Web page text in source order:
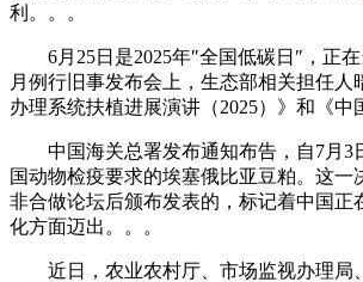
利。。。
6月25日是2025年″全国低碳日″，正在
月例行旧事发布会上，生态部相关担任人
办理系统扶植进展演讲（2025）》和《中
中国海关总署发布通知布告，自7月3
国动物检疫要求的埃塞俄比亚豆粕。这一
非合做论坛后颁布发表的，标记着中国正
化方面迈出。。。
近日，农业农村厅、市场监视办理局